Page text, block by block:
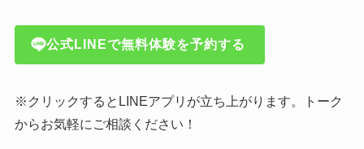
公式LINEで無料体験を予約する
※クリックするとLINEアプリが立ち上がります。トーク
からお気軽にご相談ください！